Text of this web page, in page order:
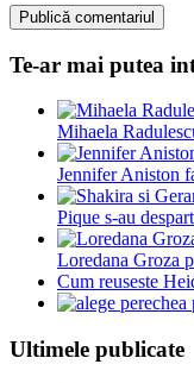
Te-ar mai putea
Mihaela
Jennifer Aniston
Pique s-au
Loredana Groza
Cum reuseste
Ultimele publicate